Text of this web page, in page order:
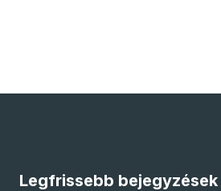
Legfrissebb bejegyzések